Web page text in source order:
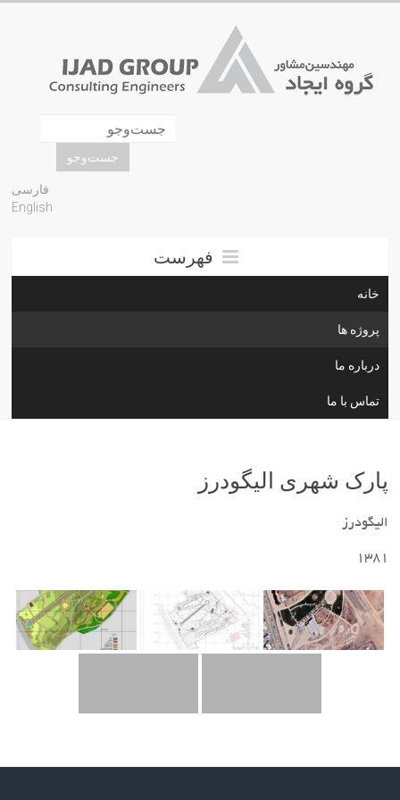
فارسی
English
فهرست
خانه
پروژه ها
درباره ما
تماس با ما
پارک شهری الیگودرز
الیگودرز
1381